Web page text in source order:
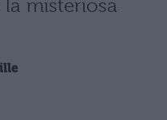
misteriosa